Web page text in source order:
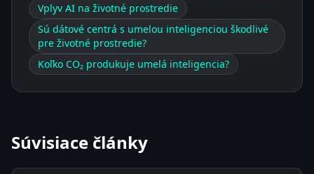
Vplyv AI na životné prostredie
Sú dátové centrá s umelou inteligenciou škodlivé
pre životné prostredie?
Koľko CO₂ produkuje umelá inteligencia?
Súvisiace články